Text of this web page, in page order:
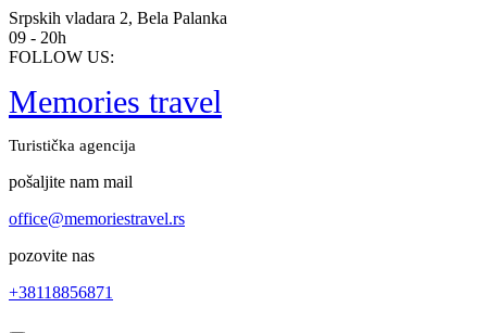
Skip
to
content
Srpskih vladara 2, Bela Palanka
09 - 20h
FOLLOW US:
Memories travel
Turistička agencija
pošaljite nam mail
office@memoriestravel.rs
pozovite nas
+38118856871